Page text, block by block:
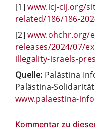
[1]www.icj-cij.org/
related/186/186-
[2]www.ohchr.org/
releases/2024/07/
illegality-israels-­
Quelle: Palästina
Palästina-
www.palaestina-
Kommentar zu